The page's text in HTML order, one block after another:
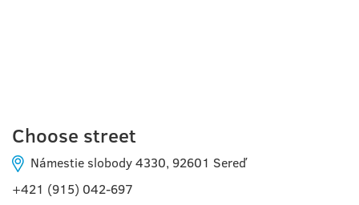
Choose street
Námestie slobody 4330, 92601 Sereď
+421 (915) 042-697